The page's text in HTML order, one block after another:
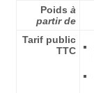
Poids à
partir de
Tarif public
TTC